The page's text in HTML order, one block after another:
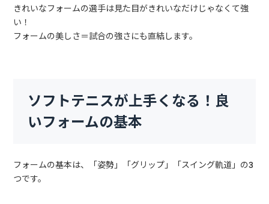
きれいなフォームの選手は見た目がきれいなだけじゃなくて強
い！
フォームの美しさ＝試合の強さにも直結します。
ソフトテニスが上手くなる！良
いフォームの基本
フォームの基本は、「姿勢」「グリップ」「スイング軌道」の3
つです。